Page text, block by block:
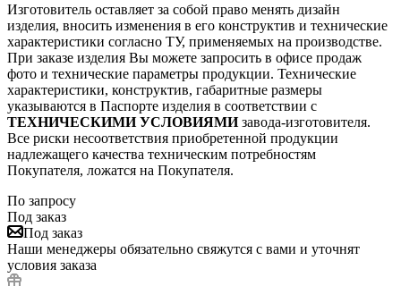
Изготовитель оставляет за собой право менять дизайн
изделия, вносить изменения в его конструктив и технические
характеристики согласно ТУ, применяемых на производстве.
При заказе изделия Вы можете запросить в офисе продаж
фото и технические параметры продукции. Технические
характеристики, конструктив, габаритные размеры
указываются в Паспорте изделия в соответствии с
ТЕХНИЧЕСКИМИ УСЛОВИЯМИзавода-изготовителя.
Все риски несоответствия приобретенной продукции
надлежащего качества техническим потребностям
Покупателя, ложатся на Покупателя.
По запросу
Под заказ
Под заказ
Наши менеджеры обязательно свяжутся с вами и уточнят
условия заказа